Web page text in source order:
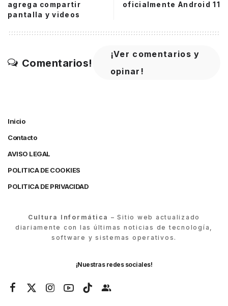
agrega compartir
pantalla y videos
oficialmente Android 11
Comentarios!
¡Ver comentarios y
opinar!
Inicio
Contacto
AVISO LEGAL
POLITICA DE COOKIES
POLITICA DE PRIVACIDAD
Cultura Informática – Sitio web actualizado
diariamente con las últimas noticias de tecnología,
software y sistemas operativos.
¡Nuestras redes sociales!